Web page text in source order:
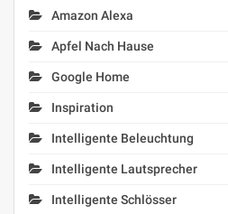
Amazon Alexa
Apfel Nach Hause
Google Home
Inspiration
Intelligente Beleuchtung
Intelligente Lautsprecher
Intelligente Schlösser